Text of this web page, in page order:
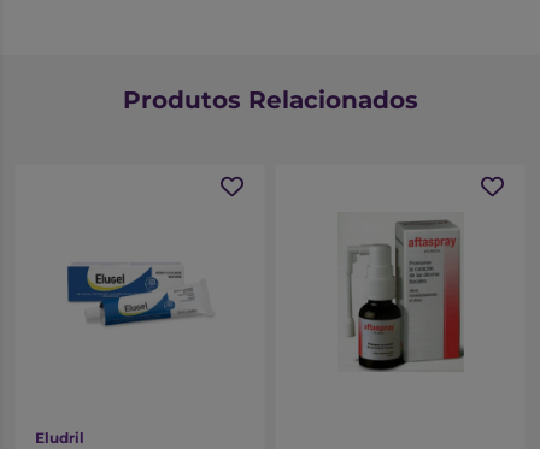
Produtos Relacionados
Eludril